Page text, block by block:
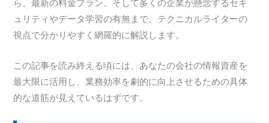
ら、最新の料金プラン、そして多くの企業が懸念するセキ
ュリティやデータ学習の有無まで、テクニカルライターの
視点で分かりやすく網羅的に解説します。
この記事を読み終える頃には、あなたの会社の情報資産を
最大限に活用し、業務効率を劇的に向上させるための具体
的な道筋が見えているはずです。